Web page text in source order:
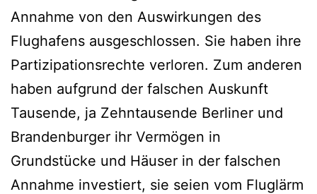
Annahme von den Auswirkungen des
Flughafens ausgeschlossen. Sie haben ihre
Partizipationsrechte verloren. Zum anderen
haben aufgrund der falschen Auskunft
Tausende, ja Zehntausende Berliner und
Brandenburger ihr Vermögen in
Grundstücke und Häuser in der falschen
Annahme investiert, sie seien vom Fluglärm